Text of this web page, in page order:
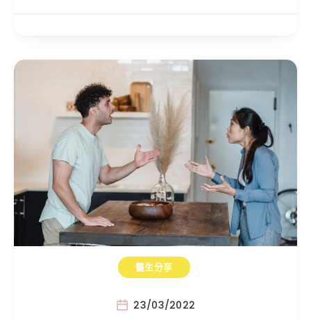
醫生分享
23/03/2022